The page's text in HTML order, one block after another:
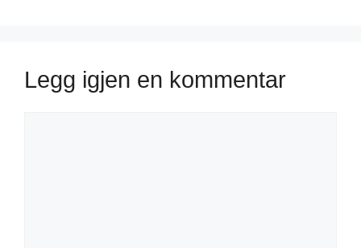
Legg igjen en kommentar